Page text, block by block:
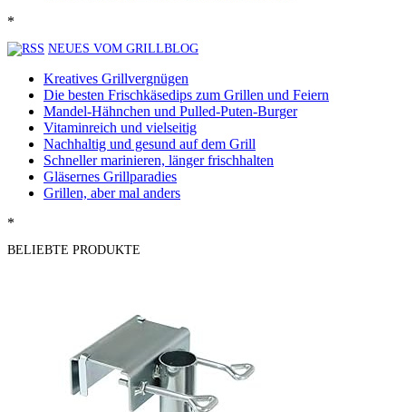
*
NEUES VOM GRILLBLOG
Kreatives Grillvergnügen
Die besten Frischkäsedips zum Grillen und Feiern
Mandel-Hähnchen und Pulled-Puten-Burger
Vitaminreich und vielseitig
Nachhaltig und gesund auf dem Grill
Schneller marinieren, länger frischhalten
Gläsernes Grillparadies
Grillen, aber mal anders
*
BELIEBTE PRODUKTE